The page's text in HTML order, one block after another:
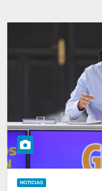
NOTICIAS